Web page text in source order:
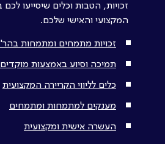
זכויות, הטבות וכלים שיסייעו
המקצועי והאישי שלכם.
זכויות מתמחים ומתמחות
תמיכה וסיוע באמצעות מוקדים
כלים לליווי הקריירה המקצועית
מענקים למתמחות ומתמחים
העשרה אישית ומקצועית